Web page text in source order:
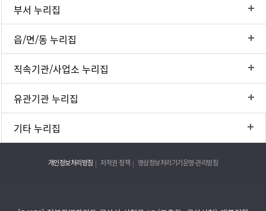
부서 누리집
읍/면/동 누리집
직속기관/사업소 누리집
유관기관 누리집
기타 누리집
개인정보처리방침 저작권 정책 영상정보처리기기운영·관리방침